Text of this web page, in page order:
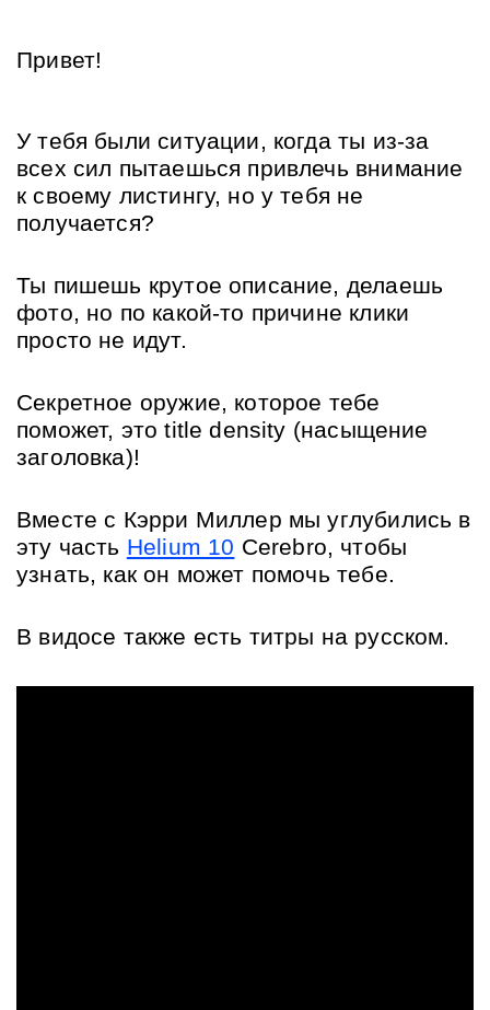
Привет!
У тебя были ситуации, когда ты из-за
всех сил пытаешься привлечь внимание
к своему листингу, но у тебя не
получается?
Ты пишешь крутое описание, делаешь
фото, но по какой-то причине клики
просто не идут.
Секретное оружие, которое тебе
поможет, это title density (насыщение
заголовка)!
Вместе с Кэрри Миллер мы углубились в
эту часть Helium 10 Cerebro, чтобы
узнать, как он может помочь тебе.
В видосе также есть титры на русском.